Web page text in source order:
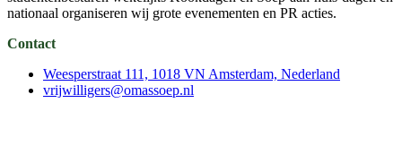
nationaal organiseren wij grote evenementen en PR acties.
Contact
Weesperstraat 111, 1018 VN Amsterdam, Nederland
vrijwilligers@omassoep.nl